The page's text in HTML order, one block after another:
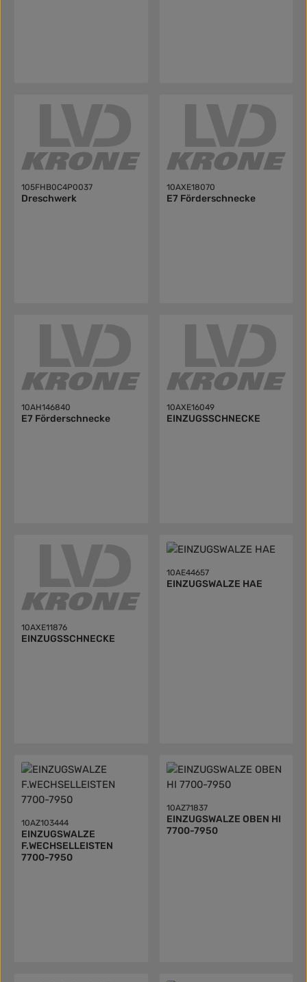
105FHB0C4P0037
Dreschwerk
10AXE18070
E7 Förderschnecke
10AH146840
E7 Förderschnecke
10AXE16049
EINZUGSSCHNECKE
10AXE11876
EINZUGSSCHNECKE
10AE44657
EINZUGSWALZE HAE
10AZ103444
EINZUGSWALZE
F.WECHSELLEISTEN
7700-7950
10AZ71837
EINZUGSWALZE OBEN HI
7700-7950